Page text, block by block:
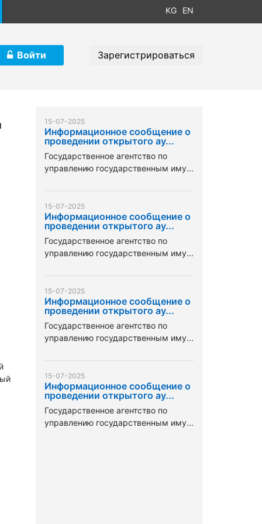
KG EN
Войти Зарегистрироваться
15-07-2025
Информационное сообщение о
проведении открытого ау...
Государственное агентство по
управлению государственным иму...
15-07-2025
Информационное сообщение о
проведении открытого ау...
Государственное агентство по
управлению государственным иму...
15-07-2025
Информационное сообщение о
проведении открытого ау...
Государственное агентство по
управлению государственным иму...
15-07-2025
Информационное сообщение о
проведении открытого ау...
Государственное агентство по
управлению государственным иму...